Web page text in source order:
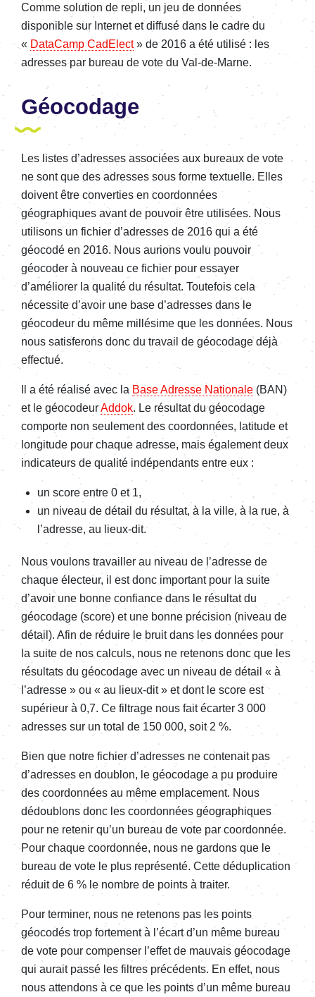
Comme solution de repli, un jeu de données
disponible sur Internet et diffusé dans le cadre du
« DataCamp CadElect» de 2016 a été utilisé : les
adresses par bureau de vote du Val-de-Marne.
Géocodage
Les listes d’adresses associées aux bureaux de vote
ne sont que des adresses sous forme textuelle. Elles
doivent être converties en coordonnées
géographiques avant de pouvoir être utilisées. Nous
utilisons un fichier d’adresses de 2016 qui a été
géocodé en 2016. Nous aurions voulu pouvoir
géocoder à nouveau ce fichier pour essayer
d’améliorer la qualité du résultat. Toutefois cela
nécessite d’avoir une base d’adresses dans le
géocodeur du même millésime que les données. Nous
nous satisferons donc du travail de géocodage déjà
effectué.
Il a été réalisé avec la Base Adresse Nationale (BAN)
et le géocodeurAddok. Le résultat du géocodage
comporte non seulement des coordonnées, latitude et
longitude pour chaque adresse, mais également deux
indicateurs de qualité indépendants entre eux :
un score entre 0 et 1,
un niveau de détail du résultat, à la ville, à la rue, à
l’adresse, au lieux-dit.
Nous voulons travailler au niveau de l’adresse de
chaque électeur, il est donc important pour la suite
d’avoir une bonne confiance dans le résultat du
géocodage (score) et une bonne précision (niveau de
détail). Afin de réduire le bruit dans les données pour
la suite de nos calculs, nous ne retenons donc que les
résultats du géocodage avec un niveau de détail « à
l’adresse » ou « au lieux-dit » et dont le score est
supérieur à 0,7. Ce filtrage nous fait écarter 3 000
adresses sur un total de 150 000, soit 2 %.
Bien que notre fichier d’adresses ne contenait pas
d’adresses en doublon, le géocodage a pu produire
des coordonnées au même emplacement. Nous
dédoublons donc les coordonnées géographiques
pour ne retenir qu’un bureau de vote par coordonnée.
Pour chaque coordonnée, nous ne gardons que le
bureau de vote le plus représenté. Cette déduplication
réduit de 6 % le nombre de points à traiter.
Pour terminer, nous ne retenons pas les points
géocodés trop fortement à l’écart d’un même bureau
de vote pour compenser l’effet de mauvais géocodage
qui aurait passé les filtres précédents. En effet, nous
nous attendons à ce que les points d’un même bureau